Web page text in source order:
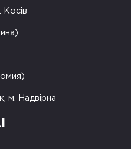
Косів
м. Надвірна